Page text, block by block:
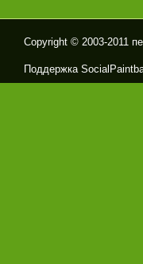
Copyright © 2003-2011
Поддержка